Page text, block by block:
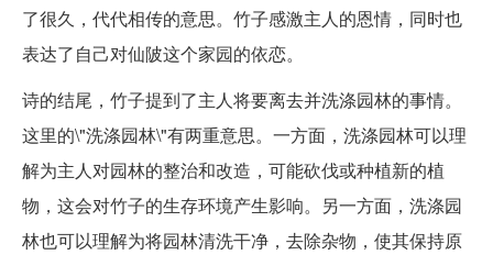
了很久，代代相传的意思。竹子感激主人的恩情，同时也
表达了自己对仙陂这个家园的依恋。
诗的结尾，竹子提到了主人将要离去并洗涤园林的事情。
这里的\"洗涤园林\"有两重意思。一方面，洗涤园林可以理
解为主人对园林的整治和改造，可能砍伐或种植新的植
物，这会对竹子的生存环境产生影响。另一方面，洗涤园
林也可以理解为将园林清洗干净，去除杂物，使其保持原